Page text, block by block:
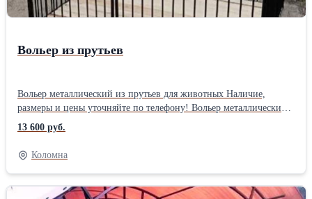
Вольер из прутьев
Вольер металлический из прутьев для животных Наличие,
размеры и цены уточняйте по телефону! Вольер металлический
из прутьев для животных , крыша прозрачный поликарбонат (в
комплекте). 1*1*1,5 (каркас из трубы30 мм, прутья 0,7 см,)
1,2*1,7*1,5 (каркас из трубы30 мм, прутья 0,7 см, ) 2*2*2
(каркас из профиля 30*30 , прутья 10 мм) 3*2*2 (каркас из
профиля 30*30 , прутья 10 мм) 4*2*2 (каркас из профиля 30*30 ,
прутья 10 мм) + дополнительно пол доска +дополнительно
13 600 руб.
Коломна